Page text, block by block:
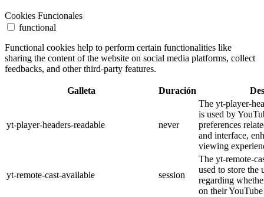
Cookies Funcionales
functional
Functional cookies help to perform certain functionalities like
sharing the content of the website on social media platforms, collect
feedbacks, and other third-party features.
Galleta Duración
yt-player-headers-readable never
The yt-player-
is used by
preferences
and interface,
viewing
yt-remote-cast-available session
The yt-remote-
used to store the
regarding
on their